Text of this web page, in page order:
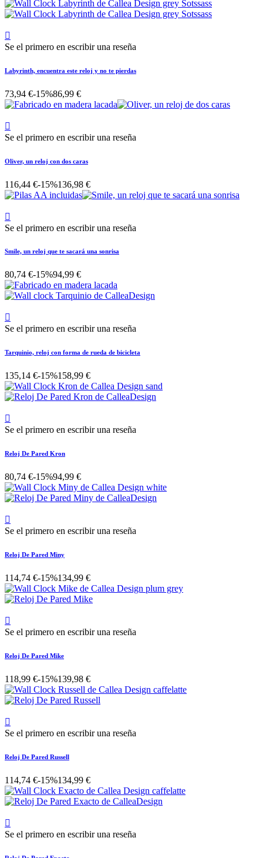

Se el primero en escribir una reseña
Labyrinth, encuentra este reloj y no te pierdas
73,94 €-15%86,99 €

Se el primero en escribir una reseña
Oliver, un reloj con dos caras
116,44 €-15%136,98 €

Se el primero en escribir una reseña
Smile, un reloj que te sacará una sonrisa
80,74 €-15%94,99 €

Se el primero en escribir una reseña
Tarquinio, reloj con forma de rueda de bicicleta
135,14 €-15%158,99 €

Se el primero en escribir una reseña
Reloj De Pared Kron
80,74 €-15%94,99 €

Se el primero en escribir una reseña
Reloj De Pared Miny
114,74 €-15%134,99 €

Se el primero en escribir una reseña
Reloj De Pared Mike
118,99 €-15%139,98 €

Se el primero en escribir una reseña
Reloj De Pared Russell
114,74 €-15%134,99 €

Se el primero en escribir una reseña